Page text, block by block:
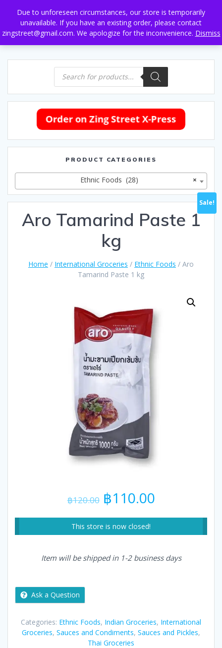
Due to unforeseen circumstances, our store is temporarily
unavailable. If you have an existing order, please contact
zingstreet@gmail.com. We apologize for the inconvenience. Dismiss
to
content
Products
search
PRODUCT CATEGORIES
×
Ethnic Foods (28)
Aro Tamarind Paste 1
kg
Home / International Groceries / Ethnic Foods / Aro
Tamarind Paste 1 kg
Sale!
฿120.00 Original
price
was:
฿120.00.
฿110.00Current
is:
This store is now closed!
Item will be shipped in 1-2 business days
Ask a Question
Categories: Ethnic Foods, Indian Groceries, International
Groceries, Sauces and Condiments, Sauces and Pickles,
Thai Groceries